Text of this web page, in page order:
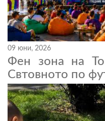
09 юни, 2026
Фен зона на
Свтовното по